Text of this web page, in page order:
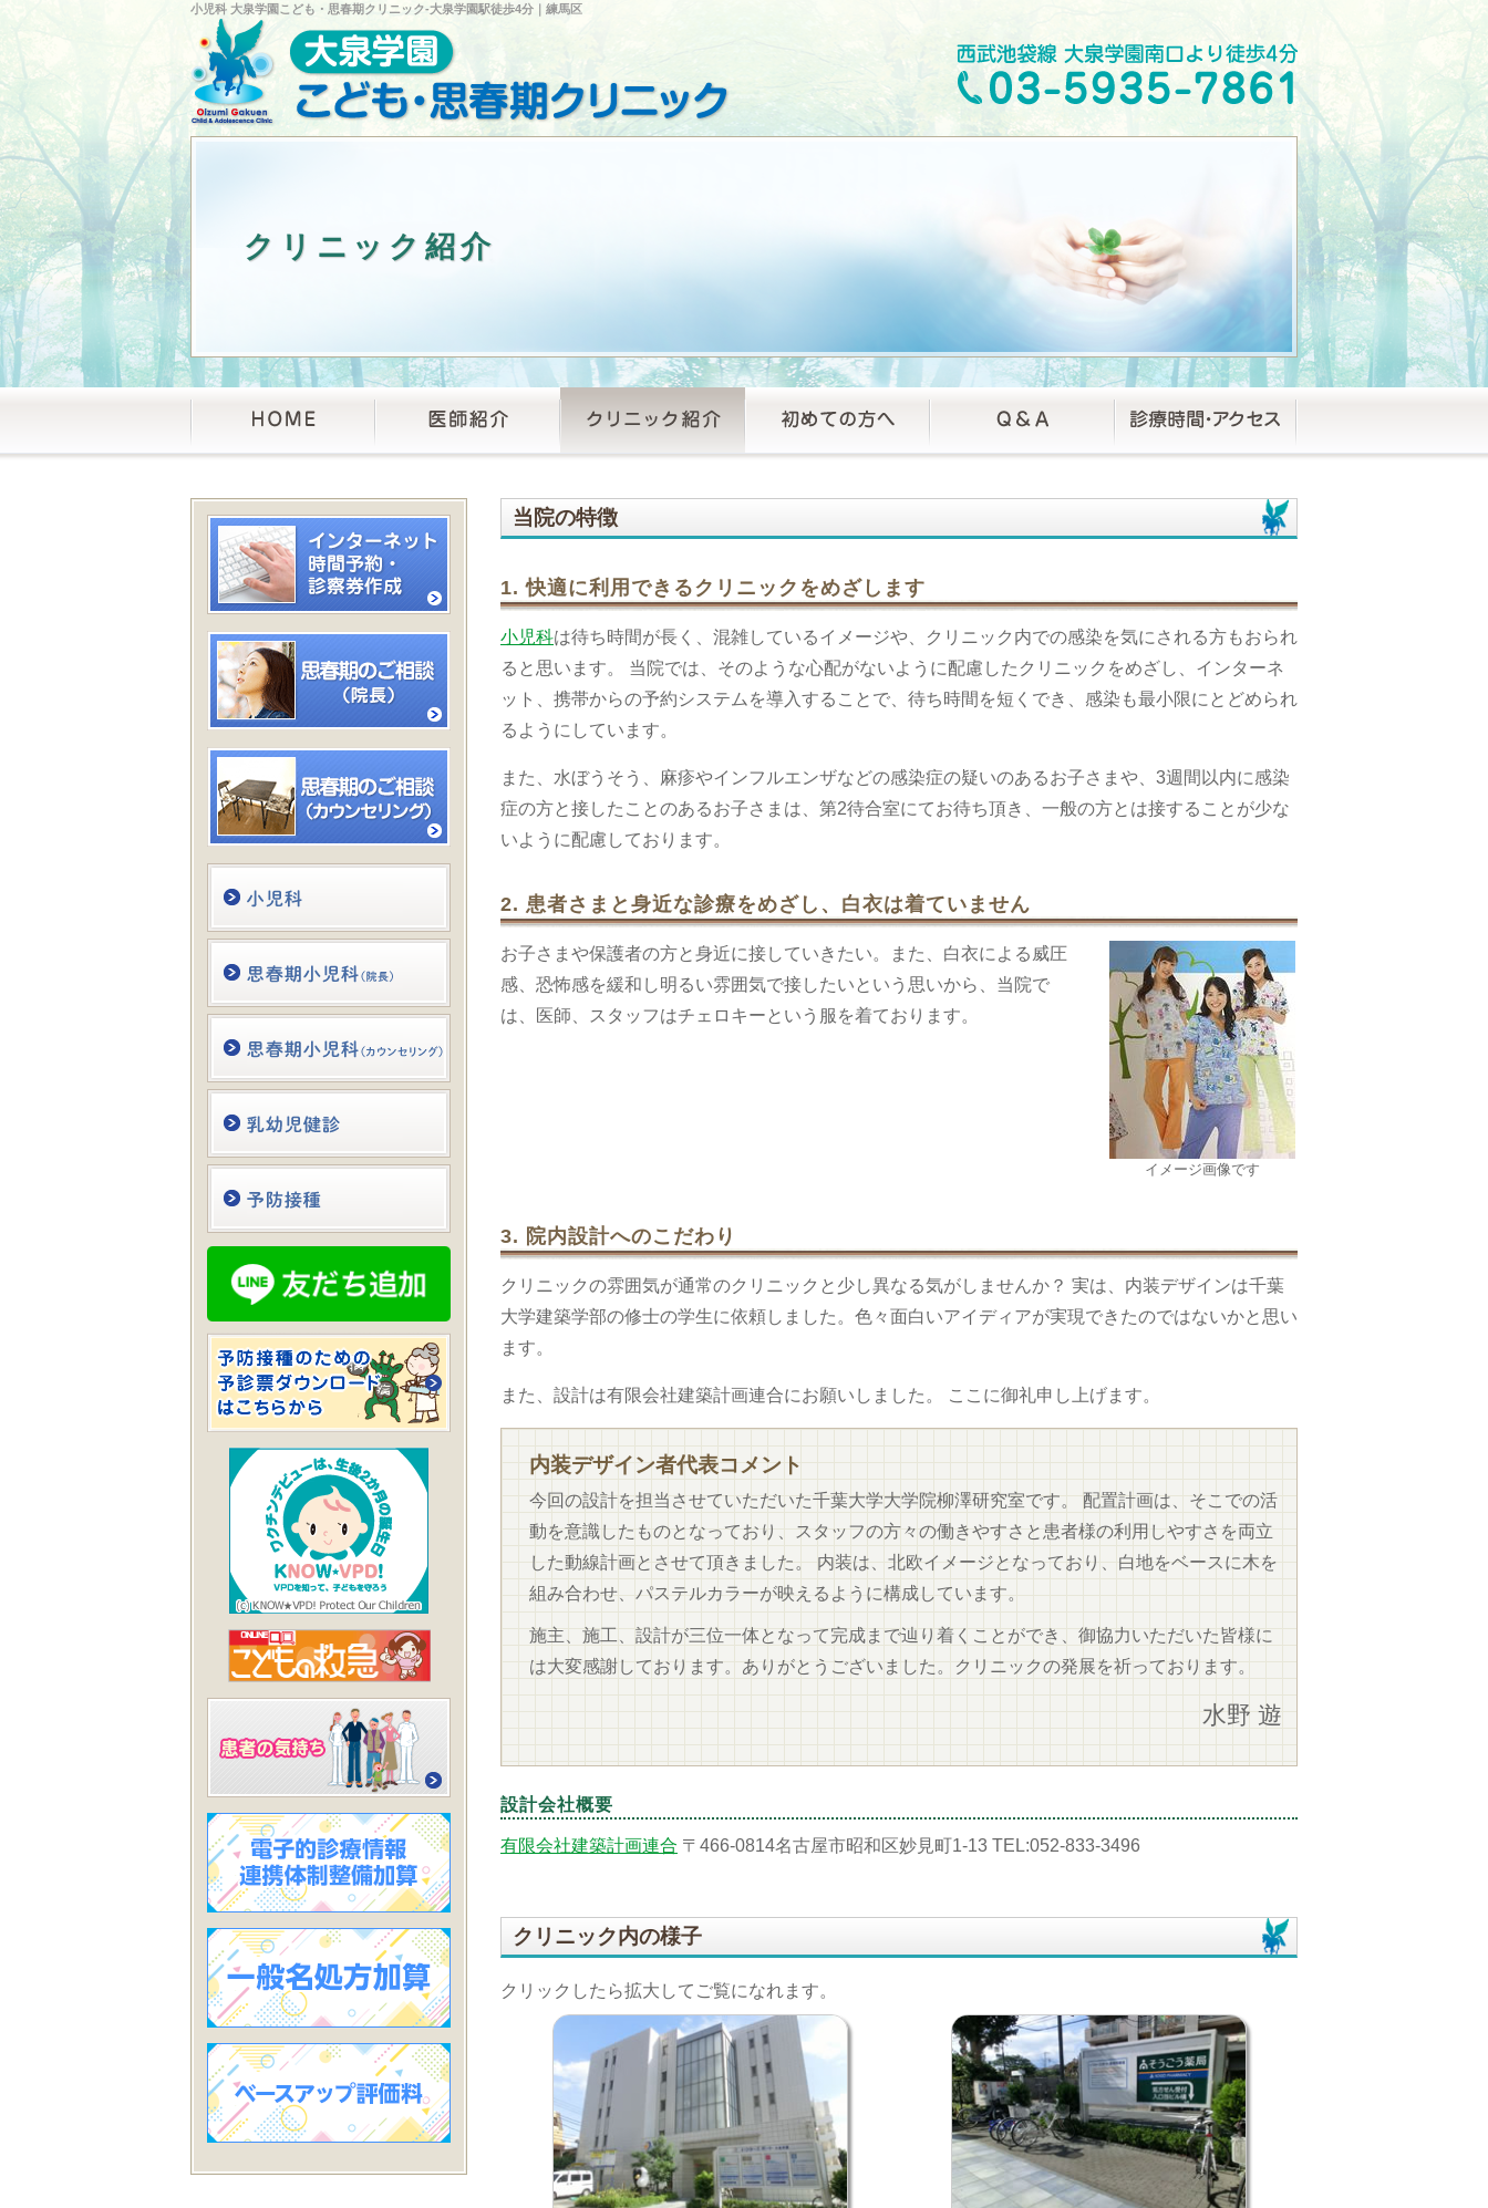
小児科 大泉学園こども・思春期クリニック‐大泉学園駅徒歩4分｜練馬区
クリニック紹介
当院の特徴
1. 快適に利用できるクリニックをめざします
小児科は待ち時間が長く、混雑しているイメージや、クリニック内での感染を気にされる方もおられ
ると思います。 当院では、そのような心配がないように配慮したクリニックをめざし、インターネ
ット、携帯からの予約システムを導入することで、待ち時間を短くでき、感染も最小限にとどめられ
るようにしています。
また、水ぼうそう、麻疹やインフルエンザなどの感染症の疑いのあるお子さまや、3週間以内に感染
症の方と接したことのあるお子さまは、第2待合室にてお待ち頂き、一般の方とは接することが少な
いように配慮しております。
2. 患者さまと身近な診療をめざし、白衣は着ていません
イメージ画像です
お子さまや保護者の方と身近に接していきたい。また、白衣による威圧
感、恐怖感を緩和し明るい雰囲気で接したいという思いから、当院で
は、医師、スタッフはチェロキーという服を着ております。
3. 院内設計へのこだわり
クリニックの雰囲気が通常のクリニックと少し異なる気がしませんか？ 実は、内装デザインは千葉
大学建築学部の修士の学生に依頼しました。色々面白いアイディアが実現できたのではないかと思い
ます。
また、設計は有限会社建築計画連合にお願いしました。 ここに御礼申し上げます。
内装デザイン者代表コメント
今回の設計を担当させていただいた千葉大学大学院柳澤研究室です。 配置計画は、そこでの活
動を意識したものとなっており、スタッフの方々の働きやすさと患者様の利用しやすさを両立
した動線計画とさせて頂きました。 内装は、北欧イメージとなっており、白地をベースに木を
組み合わせ、パステルカラーが映えるように構成しています。
施主、施工、設計が三位一体となって完成まで辿り着くことができ、御協力いただいた皆様に
は大変感謝しております。ありがとうございました。クリニックの発展を祈っております。
水野 遊
設計会社概要
有限会社建築計画連合 〒466-0814名古屋市昭和区妙見町1-13 TEL:052-833-3496
クリニック内の様子
クリックしたら拡大してご覧になれます。